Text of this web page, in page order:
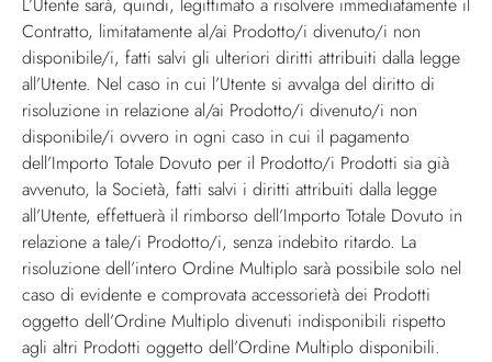
L’Utente sarà, quindi, legittimato a risolvere immediatamente il
Contratto, limitatamente al/ai Prodotto/i divenuto/i non
disponibile/i, fatti salvi gli ulteriori diritti attribuiti dalla legge
all’Utente. Nel caso in cui l’Utente si avvalga del diritto di
risoluzione in relazione al/ai Prodotto/i divenuto/i non
disponibile/i ovvero in ogni caso in cui il pagamento
dell’Importo Totale Dovuto per il Prodotto/i Prodotti sia già
avvenuto, la Società, fatti salvi i diritti attribuiti dalla legge
all’Utente, effettuerà il rimborso dell’Importo Totale Dovuto in
relazione a tale/i Prodotto/i, senza indebito ritardo. La
risoluzione dell’intero Ordine Multiplo sarà possibile solo nel
caso di evidente e comprovata accessorietà dei Prodotti
oggetto dell’Ordine Multiplo divenuti indisponibili rispetto
agli altri Prodotti oggetto dell’Ordine Multiplo disponibili.